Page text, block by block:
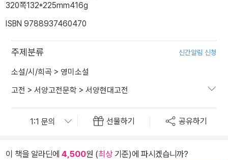
320쪽132*225mm416g
ISBN 9788937460470
주제분류 신간알림 신청
소설/시/희곡 > 영미소설
고전 > 서양고전문학 > 서양현대고전
선물하기 공유하기
이 책을 알라딘에 4,500원 (최상기준)에 파시겠습니까?